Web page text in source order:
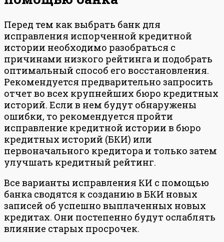
Перед тем как выбрать банк для
исправления испорченной кредитной
истории необходимо разобраться с
причинами низкого рейтинга и подобрать
оптимальный способ его восстановления.
Рекомендуется предварительно запросить
отчет во всех крупнейших бюро кредитных
историй. Если в нем будут обнаружены
ошибки, то рекомендуется пройти
исправление кредитной истории в бюро
кредитных историй (БКИ) или
первоначального кредитора и только затем
улучшать кредитный рейтинг.
Все варианты исправления КИ с помощью
банка сводятся к созданию в БКИ новых
записей об успешно выплаченных новых
кредитах. Они постепенно будут ослаблять
влияние старых просрочек.